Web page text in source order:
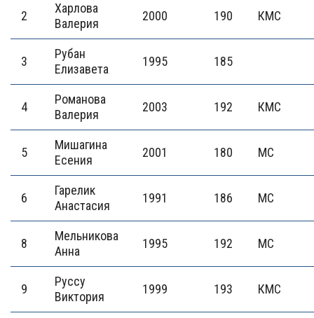
2
Харлова
Валерия
2000 190 КМС
3
Рубан
Елизавета
1995 185
4
Романова
Валерия
2003 192 КМС
5
Мишагина
Есения
2001 180 МС
6
Гарелик
Анастасия
1991 186 МС
8
Мельникова
Анна
1995 192 МС
9
Руссу
Виктория
1999 193 КМС